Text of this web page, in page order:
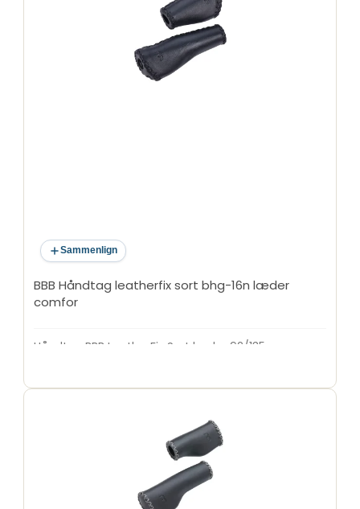
Sammenlign
BBB Håndtag leatherfix sort bhg-16n læder
comfor
Håndtag BBB LeatherFix Sort læder 92/135mm